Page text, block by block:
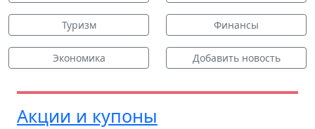
Туризм Финансы
Экономика Добавить новость
Акции и купоны